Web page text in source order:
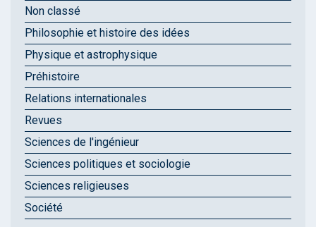
Non classé
Philosophie et histoire des idées
Physique et astrophysique
Préhistoire
Relations internationales
Revues
Sciences de l'ingénieur
Sciences politiques et sociologie
Sciences religieuses
Société